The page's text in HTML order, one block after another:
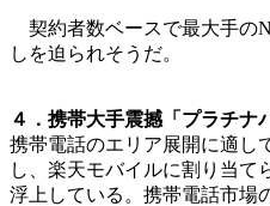
契約者数ベースで最大手の
しを迫られそうだ。
４．携帯大手震撼「プラチ
携帯電話のエリア展開に適し
し、楽天モバイルに割り当
浮上している。携帯電話市場